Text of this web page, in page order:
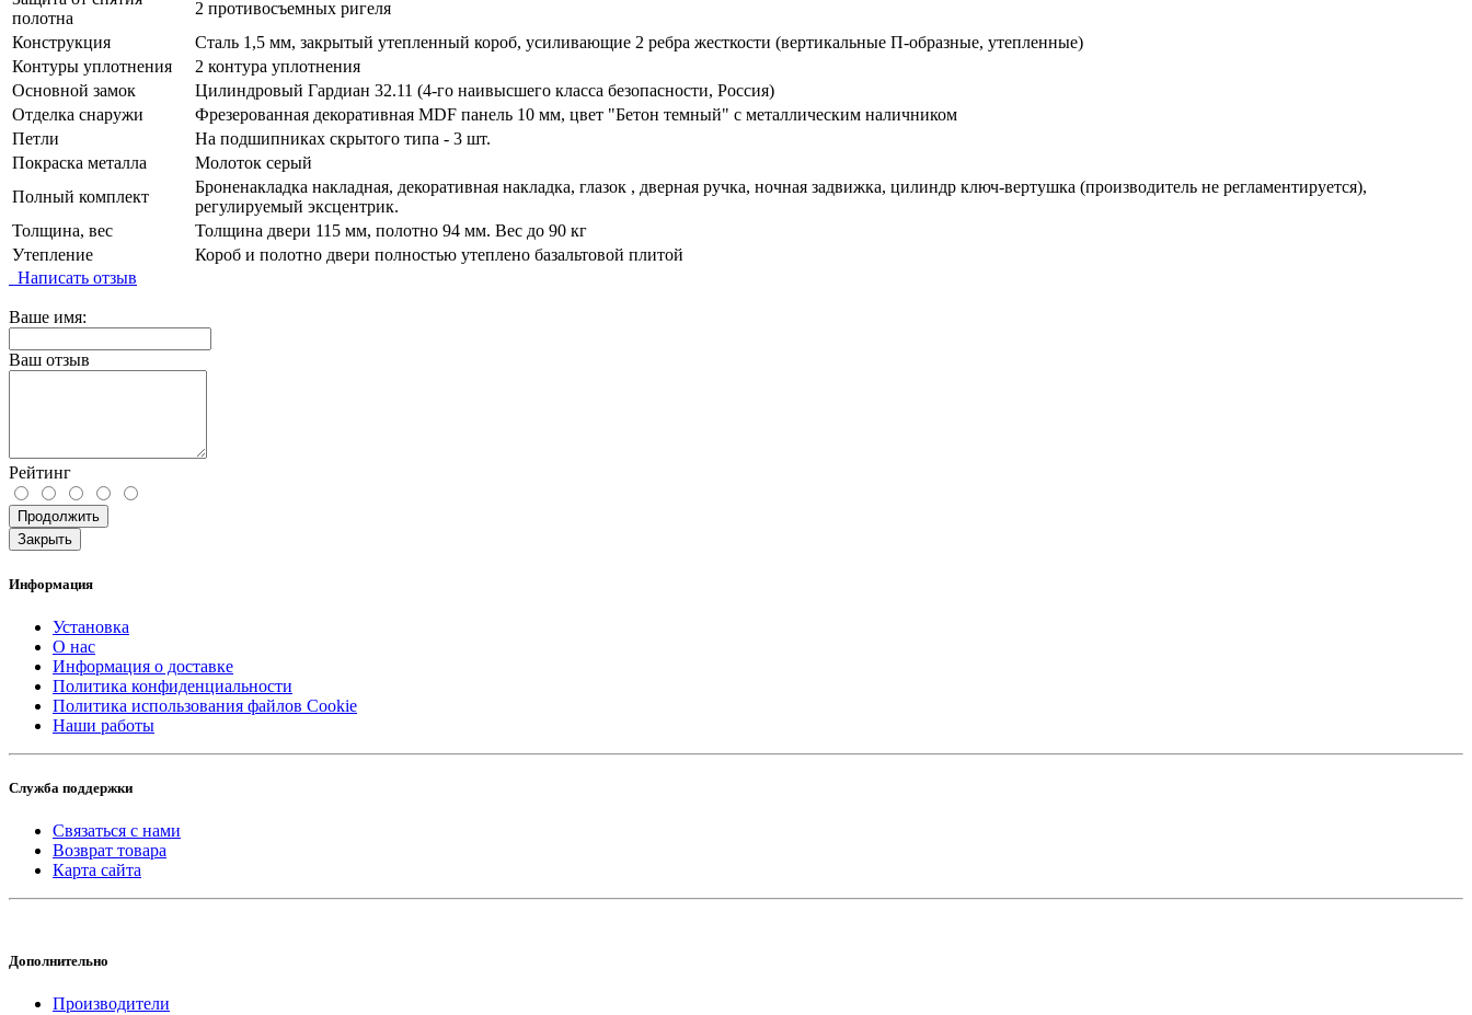
полотна
2 противосъемных ригеля
Конструкция
Сталь 1,5 мм, закрытый утепленный короб, усиливающие 2 ребра жесткости (вертикальные П-образные, утепленные)
Контуры уплотнения
2 контура уплотнения
Основной замок
Цилиндровый Гардиан 32.11 (4-го наивысшего класса безопасности, Россия)
Отделка снаружи
Фрезерованная декоративная MDF панель 10 мм, цвет "Бетон темный" с металлическим наличником
Петли
На подшипниках скрытого типа - 3 шт.
Покраска металла
Молоток серый
Полный комплект
Броненакладка накладная, декоративная накладка, глазок , дверная ручка, ночная задвижка, цилиндр ключ-вертушка (производитель не регламентируется),
регулируемый эксцентрик.
Толщина, вес
Толщина двери 115 мм, полотно 94 мм. Вес до 90 кг
Утепление
Короб и полотно двери полностью утеплено базальтовой плитой
Написать отзыв
Ваше имя:
Ваш отзыв
Рейтинг
Продолжить
Закрыть
Информация
Установка
О нас
Информация о доставке
Политика конфиденциальности
Политика использования файлов Cookie
Наши работы
Служба поддержки
Связаться с нами
Возврат товара
Карта сайта
Дополнительно
Производители